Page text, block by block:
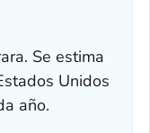
Se estima
Unidos
año.